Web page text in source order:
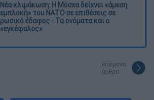
Νέα κλιμάκωση: Η Μόσχα δείχνει «άμεση
εμπλοκή» του ΝΑΤΟ σε επιθέσεις σε
ρωσικό έδαφος - Τα ονόματα και ο
«εγκέφαλος»
επόμενο
άρθρο